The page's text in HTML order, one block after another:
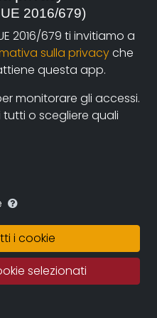
nuova piattaforma di
di partnership con sale
La collaborazione
il continuo
i prossimi anni
più variegata e
opere, eleggendo ad uno
della
e nazionale e
tout court.
dei diritti d’autore
diventare una fonte
porfessionisti in cui
2016/679)
2016/679 ti invitiamo a
sulla privacyche
questa app.
monitorare gli accessi.
o scegliere quali
i cookie
selezionati